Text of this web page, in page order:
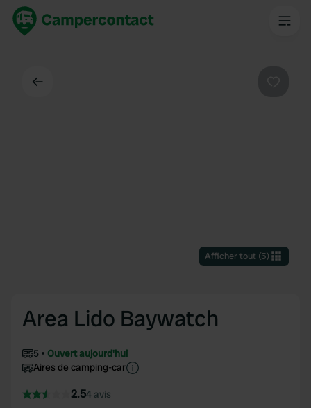
Afficher tout(5)
Area Lido Baywatch
5
Ouvert aujourd'hui
Aires de camping-car
2.54 avis